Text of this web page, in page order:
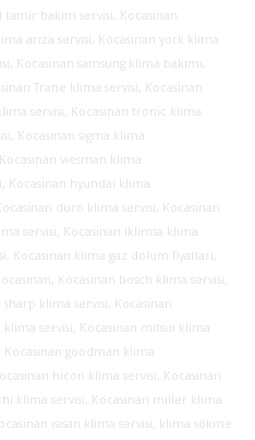
bakım servisi, Kocasinan
arıza servisi, Kocasinan york klima
Kocasinan samsung klima bakımı,
Trane klima servisi, Kocasinan
servisi, Kocasinan tronic klima
Kocasinan sigma klima
viesman klima
Kocasinan hyundai klima
duro klima servisi, Kocasinan
servisi, Kocasinan iklimsa klima
Kocasinan klima gaz dolum fiyatları,
Kocasinan bosch klima servisi,
klima servisi, Kocasinan
servisi, Kocasinan mitsui klima
Kocasinan goodman klima
hicon klima servisi, Kocasinan
klima servisi, Kocasinan miller klima
ısısan klima servisi, klima sökme